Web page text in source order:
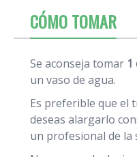
CÓMO TOMAR
Se aconseja tomar 1
un vaso de agua.
Es preferible que el
deseas alargarlo
un profesional de la